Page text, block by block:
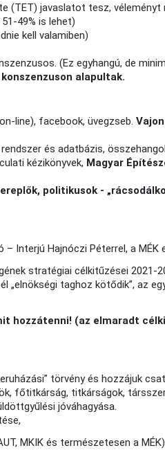
(TET) javaslatot tesz, véleményt
49% is lehet)
kell valamiben)
(Ez egyhangú, de
alapultak.
line), facebook, üvegzseb.
és adatbázis,
kézikönyvek, Magyar
politikusok -
Interjú Hajnóczi Péterrel, a MÉK
stratégiai célkitűzései 2021-
„elnökségi taghoz kötődik”, az
hozzátenni! (az elmaradt
törvény és hozzájuk
főtitkárság, titkárságok,
jóváhagyása.
MKIK és természetesen a MÉK)